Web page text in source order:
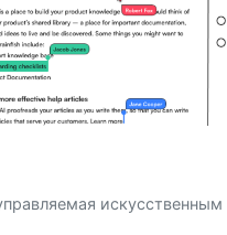
искусственным